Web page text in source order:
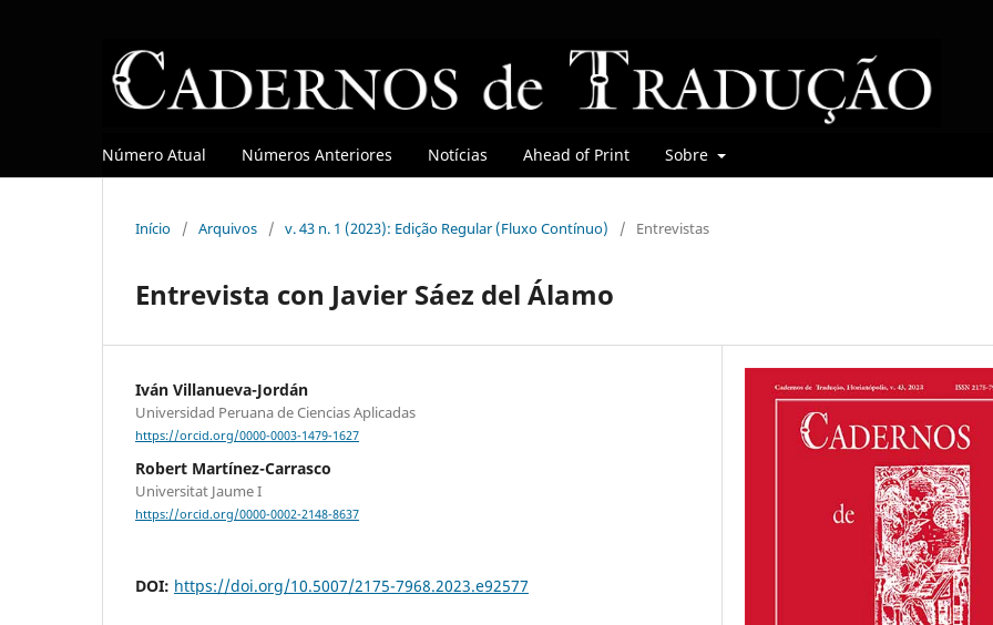
Número Atual Números Anteriores Notícias Ahead of Print Sobre
Início / Arquivos / v. 43 n. 1 (2023): Edição Regular (Fluxo Contínuo) / Entrevistas
Entrevista con Javier Sáez del Álamo
Iván Villanueva-Jordán
Universidad Peruana de Ciencias Aplicadas
https://orcid.org/0000-0003-1479-1627
Robert Martínez-Carrasco
Universitat Jaume I
https://orcid.org/0000-0002-2148-8637
DOI: https://doi.org/10.5007/2175-7968.2023.e92577